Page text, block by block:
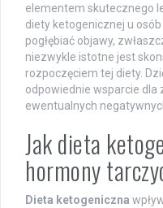
elementem skutecznego
diety ketogenicznej u
pogłębiać objawy,
niezwykle istotne jest
rozpoczęciem tej diety.
odpowiednie wsparcie
ewentualnych
Jak dieta
hormony
Dieta ketogeniczna